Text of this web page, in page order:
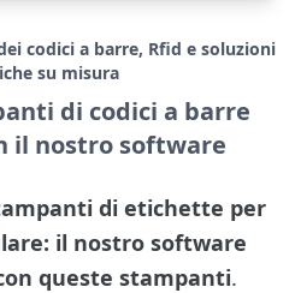
codici a barre, Rfid e soluzioni
su misura
di codici a barre
il nostro software
di etichette per
il nostro software
queste stampanti.